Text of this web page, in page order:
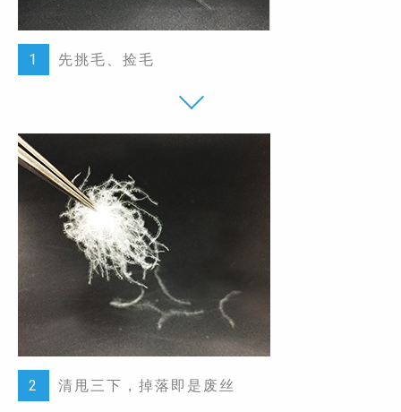
1 先挑毛、捡毛
2 清甩三下，掉落即是废丝